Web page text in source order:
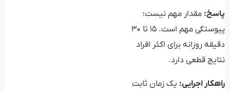
پاسخ: مقدار مهم نیست؛
پیوستگی مهم است. ۱۵ تا ۳۰
دقیقه روزانه برای اکثر افراد
نتایج قطعی دارد.
راهکار اجرایی: یک زمان ثابت